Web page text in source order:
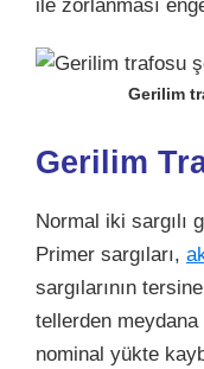
ile zorlanması
Gerilim
Gerilim
Normal iki sargılı
Primer sargıları,
sargılarının
tellerden
nominal yükte